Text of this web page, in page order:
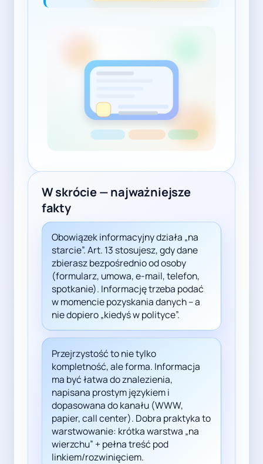
W skrócie — najważniejsze
fakty
Obowiązek informacyjny działa „na
starcie”. Art. 13 stosujesz, gdy dane
zbierasz bezpośrednio od osoby
(formularz, umowa, e-mail, telefon,
spotkanie). Informację trzeba podać
w momencie pozyskania danych – a
nie dopiero „kiedyś w polityce”.
Przejrzystość to nie tylko
kompletność, ale forma. Informacja
ma być łatwa do znalezienia,
napisana prostym językiem i
dopasowana do kanału (WWW,
papier, call center). Dobra praktyka to
warstwowanie: krótka warstwa „na
wierzchu” + pełna treść pod
linkiem/rozwinięciem.